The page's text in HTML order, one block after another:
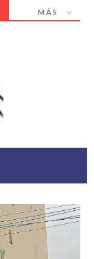
MÁS